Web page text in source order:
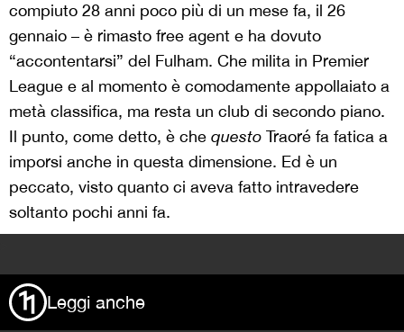
compiuto 28 anni poco più di un mese fa, il 26
gennaio – è rimasto free agent e ha dovuto
“accontentarsi” del Fulham. Che milita in Premier
League e al momento è comodamente appollaiato a
metà classifica, ma resta un club di secondo piano.
Il punto, come detto, è che questo Traoré fa fatica a
imporsi anche in questa dimensione. Ed è un
peccato, visto quanto ci aveva fatto intravedere
soltanto pochi anni fa.
Leggi anche